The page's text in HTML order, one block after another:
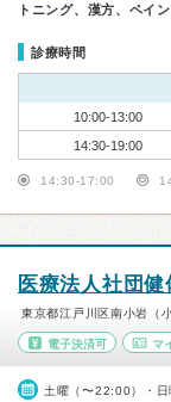
トニング、漢方、ペイ
診療時間
10:00-13:00
14:30-19:00
14:30-17:00
医療法人社団健
東京都江戸川区南小岩（小
電子決済可 マ
土曜（〜22:00）・日